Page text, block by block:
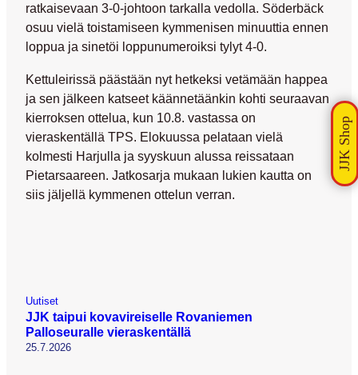
ratkaisevaan 3-0-johtoon tarkalla vedolla. Söderbäck
osuu vielä toistamiseen kymmenisen minuuttia ennen
loppua ja sinetöi loppunumeroiksi tylyt 4-0.
Kettuleirissä päästään nyt hetkeksi vetämään happea
ja sen jälkeen katseet käännetäänkin kohti seuraavan
kierroksen ottelua, kun 10.8. vastassa on
vieraskentällä TPS. Elokuussa pelataan vielä
kolmesti Harjulla ja syyskuun alussa reissataan
Pietarsaareen. Jatkosarja mukaan lukien kautta on
siis jäljellä kymmenen ottelun verran.
Uutiset
JJK taipui kovavireiselle Rovaniemen
Palloseuralle vieraskentällä
25.7.2026